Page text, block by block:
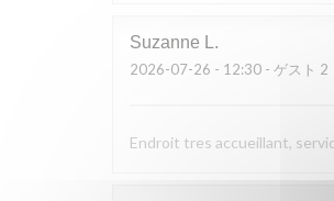
Suzanne L
2026-07-26 - 12:30 - ゲスト 2
Endroit tres accueillant,